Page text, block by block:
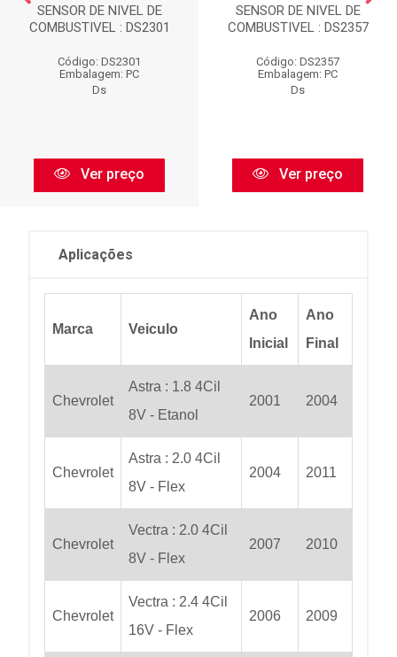
SENSOR DE NIVEL DE
COMBUSTIVEL : DS2301
Código: DS2301
Embalagem: PC
Ds
Ver preço
SENSOR DE NIVEL DE
COMBUSTIVEL : DS2357
Código: DS2357
Embalagem: PC
Ds
Ver preço
Aplicações
Marca Veiculo
Ano
Inicial
Ano
Final
Chevrolet
Astra : 1.8 4Cil
8V - Etanol
2001 2004
Chevrolet
Astra : 2.0 4Cil
8V - Flex
2004 2011
Chevrolet
Vectra : 2.0 4Cil
8V - Flex
2007 2010
Chevrolet
Vectra : 2.4 4Cil
16V - Flex
2006 2009